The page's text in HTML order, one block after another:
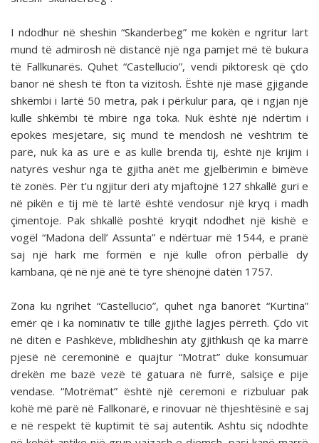
I ndodhur në sheshin “Skanderbeg” me kokën e ngritur lart
mund të admirosh në distancë një nga pamjet më të bukura
të Fallkunarës. Quhet “Castellucio”, vendi piktoresk që çdo
banor në shesh të fton ta vizitosh. Është një masë gjigande
shkëmbi i lartë 50 metra, pak i përkulur para, që i ngjan një
kulle shkëmbi të mbirë nga toka. Nuk është një ndërtim i
epokës mesjetare, siç mund të mendosh në vështrim të
parë, nuk ka as urë e as kullë brenda tij, është një krijim i
natyrës veshur nga të gjitha anët me gjelbërimin e bimëve
të zonës. Për t’u ngjitur deri aty mjaftojnë 127 shkallë guri e
në pikën e tij më të lartë është vendosur një kryq i madh
çimentoje. Pak shkallë poshtë kryqit ndodhet një kishë e
vogël “Madona dell’ Assunta” e ndërtuar më 1544, e pranë
saj një hark me formën e një kulle ofron përballë dy
kambana, që në një anë të tyre shënojnë datën 1757.
Zona ku ngrihet “Castellucio”, quhet nga banorët “Kurtina”
emër që i ka nominativ të tillë gjithë lagjes përreth. Çdo vit
në ditën e Pashkëve, mblidheshin aty gjithkush që ka marrë
pjesë në ceremoninë e quajtur “Motrat” duke konsumuar
drekën me bazë vezë të gatuara në furrë, salsiçe e pije
vendase. “Motrëmat” është një ceremoni e rizbuluar pak
kohë më parë në Fallkonarë, e rinovuar në thjeshtësinë e saj
e në respekt të kuptimit të saj autentik. Ashtu siç ndodhte